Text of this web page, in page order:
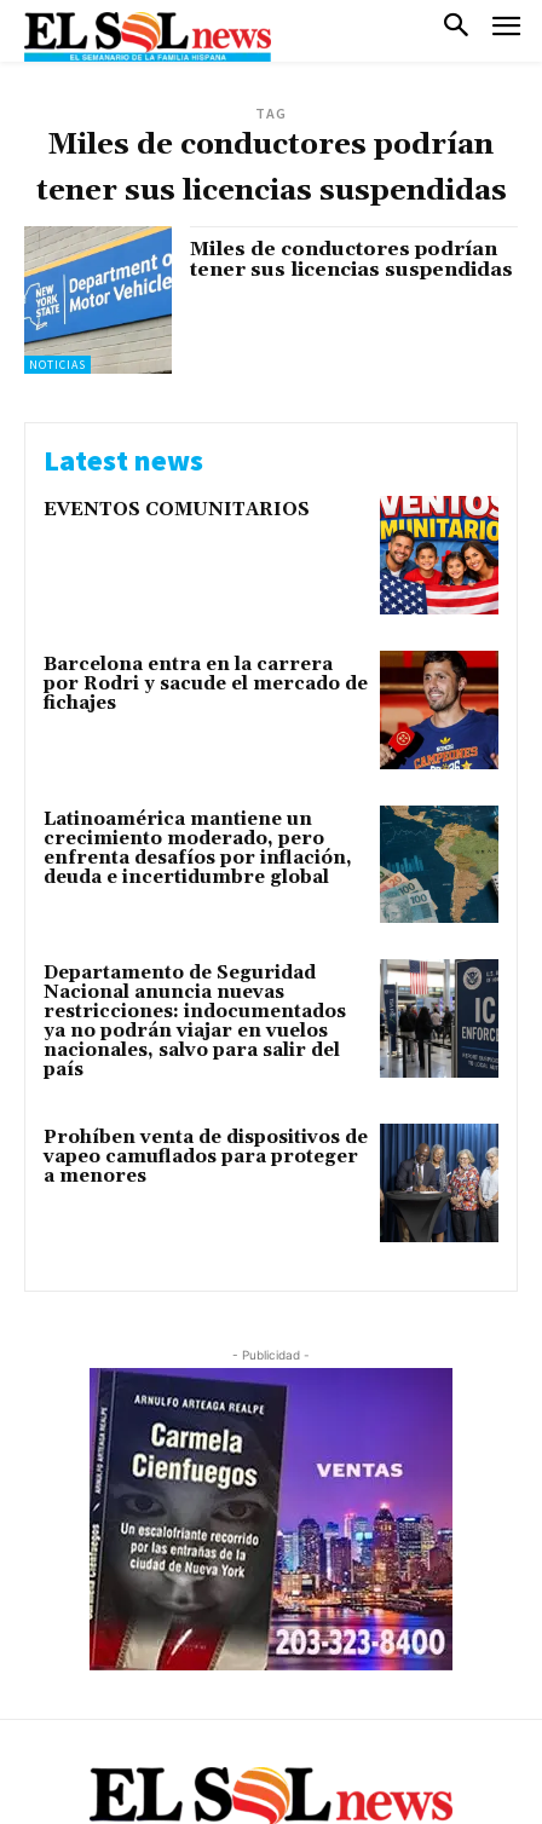
TAG
Miles de conductores podrían
tener sus licencias suspendidas
NOTICIAS
Miles de conductores podrían
tener sus licencias suspendidas
Latest news
EVENTOS COMUNITARIOS
Barcelona entra en la carrera
por Rodri y sacude el mercado de
fichajes
Latinoamérica mantiene un
crecimiento moderado, pero
enfrenta desafíos por inflación,
deuda e incertidumbre global
Departamento de Seguridad
Nacional anuncia nuevas
restricciones: indocumentados
ya no podrán viajar en vuelos
nacionales, salvo para salir del
país
Prohíben venta de dispositivos de
vapeo camuflados para proteger
a menores
- Publicidad -